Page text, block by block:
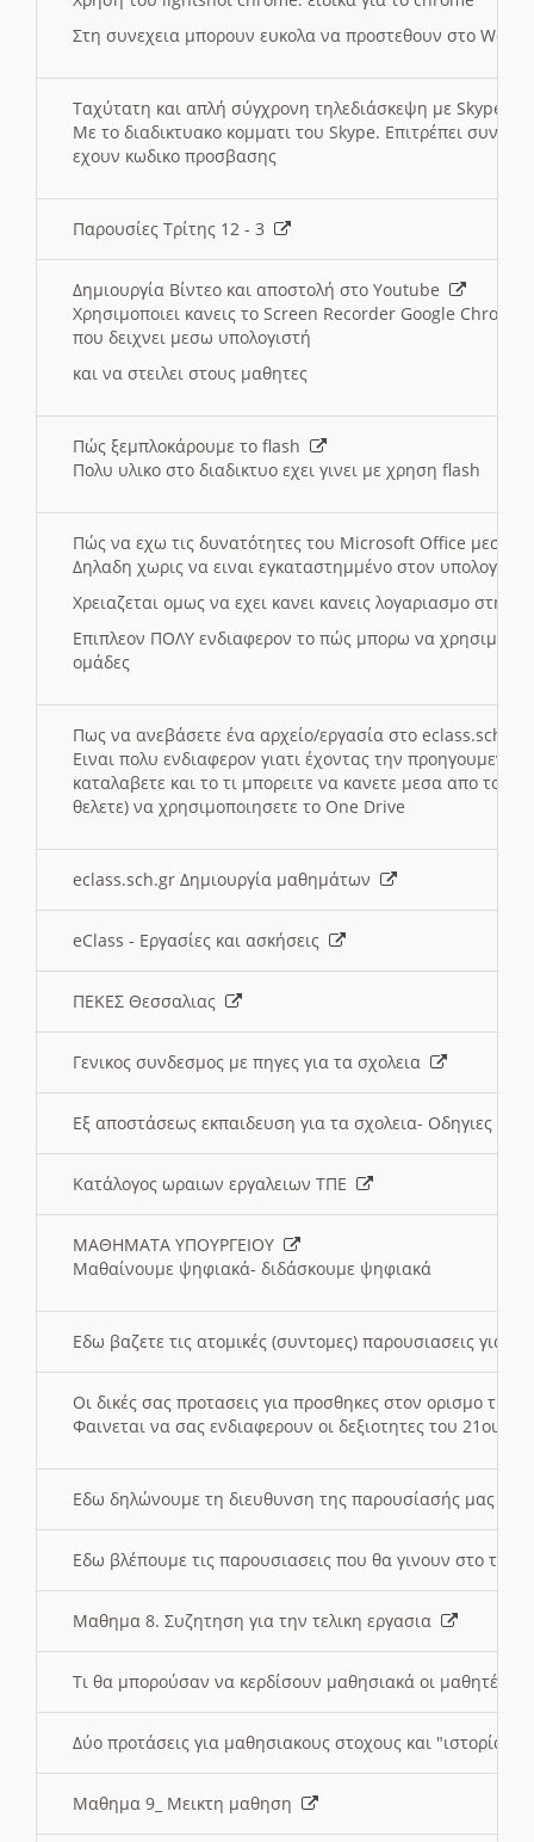
Στη συνεχεια μπορουν ευκολα να προστεθουν στο Word
Ταχύτατη και απλή σύγχρονη τηλεδιάσκεψη με Skype
Με το διαδικτυακο κομματι του Skype. Επιτρέπει
εχουν κωδικο προσβασης
Παρουσίες Τρίτης 12 - 3
Δημιουργία Βίντεο και αποστολή στο Youtube
Χρησιμοποιει κανεις το Screen Recorder Google Chrome
που δειχνει μεσω υπολογιστή
και να στειλει στους μαθητες
Πώς ξεμπλοκάρουμε το flash
Πολυ υλικο στο διαδικτυο εχει γινει με χρηση flash
Πώς να εχω τις δυνατότητες του Microsoft Office μεσω
Δηλαδη χωρις να ειναι εγκαταστημμένο στον
Χρειαζεται ομως να εχει κανει κανεις λογαριασμο στη
Επιπλεον ΠΟΛΥ ενδιαφερον το πώς μπορω να
ομάδες
Πως να ανεβάσετε ένα αρχείο/εργασία στο eclass.sch.gr
Ειναι πολυ ενδιαφερον γιατι έχοντας την
καταλαβετε και το τι μπορειτε να κανετε μεσα απο το
θελετε) να χρησιμοποιησετε το One Drive
eclass.sch.gr Δημιουργία μαθημάτων
eClass - Εργασίες και ασκήσεις
ΠΕΚΕΣ Θεσσαλιας
Γενικος συνδεσμος με πηγες για τα σχολεια
Εξ αποστάσεως εκπαιδευση για τα σχολεια- Οδηγιες
Κατάλογος ωραιων εργαλειων ΤΠΕ
ΜΑΘΗΜΑΤΑ ΥΠΟΥΡΓΕΙΟΥ
Μαθαίνουμε ψηφιακά- διδάσκουμε ψηφιακά
Εδω βαζετε τις ατομικές (συντομες) παρουσιασεις για
Οι δικές σας προτασεις για προσθηκες στον ορισμο
Φαινεται να σας ενδιαφερουν οι δεξιοτητες του 21ου
Εδω δηλώνουμε τη διευθυνση της παρουσίασής μας
Εδω βλέπουμε τις παρουσιασεις που θα γινουν στο
Μαθημα 8. Συζητηση για την τελικη εργασια
Τι θα μπορούσαν να κερδίσουν μαθησιακά οι μαθητές/
Δύο προτάσεις για μαθησιακους στοχους και "ιστορία"
Μαθημα 9_ Μεικτη μαθηση